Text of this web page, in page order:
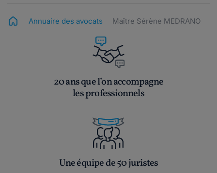
Annuaire des avocats Maître Sérène MEDRANO
20 ans que l’on accompagne
les professionnels
Une équipe de 50 juristes